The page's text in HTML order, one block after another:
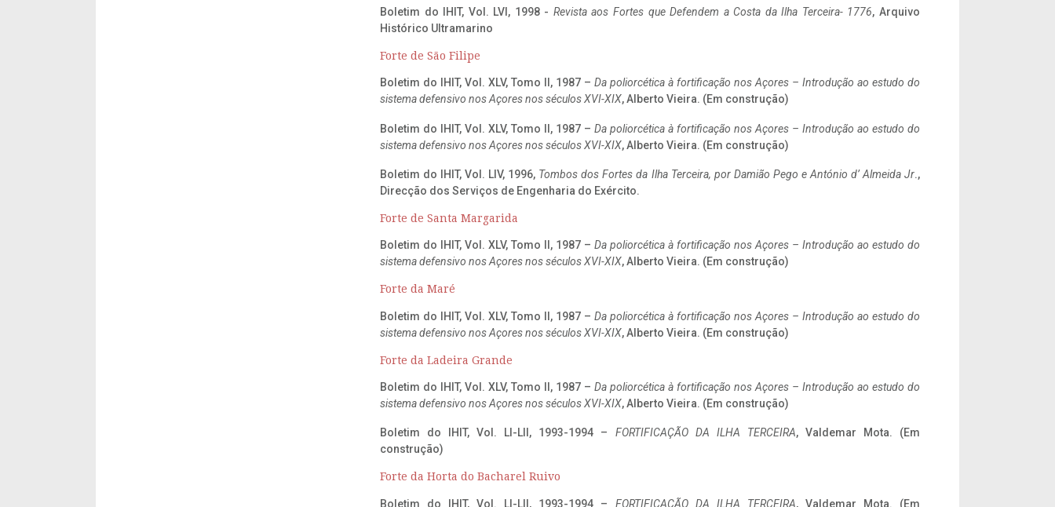
Boletim do IHIT, Vol. LVI, 1998 - Revista aos Fortes que Defendem a Costa da Ilha Terceira- 1776, Arquivo
Histórico Ultramarino
Forte de São Filipe
Boletim do IHIT, Vol. XLV, Tomo II, 1987 – Da poliorcética à fortificação nos Açores – Introdução ao estudo do
sistema defensivo nos Açores nos séculos XVI-XIX, Alberto Vieira. (Em construção)
Boletim do IHIT, Vol. XLV, Tomo II, 1987 – Da poliorcética à fortificação nos Açores – Introdução ao estudo do
sistema defensivo nos Açores nos séculos XVI-XIX, Alberto Vieira. (Em construção)
Boletim do IHIT, Vol. LIV, 1996, Tombos dos Fortes da Ilha Terceira, por Damião Pego e António d’ Almeida Jr.,
Direcção dos Serviços de Engenharia do Exército.
Forte de Santa Margarida
Boletim do IHIT, Vol. XLV, Tomo II, 1987 – Da poliorcética à fortificação nos Açores – Introdução ao estudo do
sistema defensivo nos Açores nos séculos XVI-XIX, Alberto Vieira. (Em construção)
Forte da Maré
Boletim do IHIT, Vol. XLV, Tomo II, 1987 – Da poliorcética à fortificação nos Açores – Introdução ao estudo do
sistema defensivo nos Açores nos séculos XVI-XIX, Alberto Vieira. (Em construção)
Forte da Ladeira Grande
Boletim do IHIT, Vol. XLV, Tomo II, 1987 – Da poliorcética à fortificação nos Açores – Introdução ao estudo do
sistema defensivo nos Açores nos séculos XVI-XIX, Alberto Vieira. (Em construção)
Boletim do IHIT, Vol. LI-LII, 1993-1994 – FORTIFICAÇÃO DA ILHA TERCEIRA, Valdemar Mota. (Em
construção)
Forte da Horta do Bacharel Ruivo
Boletim do IHIT, Vol. LI-LII, 1993-1994 – FORTIFICAÇÃO DA ILHA TERCEIRA, Valdemar Mota. (Em